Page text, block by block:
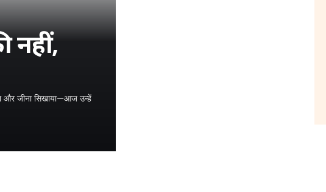
नहीं,
और जीना सिखाया—आज उन्हें